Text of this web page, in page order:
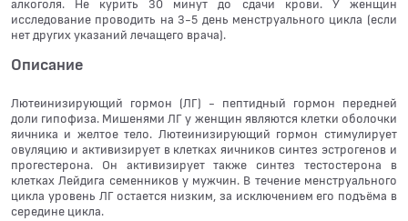
алкоголя. Не курить 30 минут до сдачи крови. У женщин
исследование проводить на 3-5 день менструального цикла (если
нет других указаний лечащего врача).
Описание
Лютеинизирующий гормон (ЛГ) - пептидный гормон передней
доли гипофиза. Мишенями ЛГ у женщин являются клетки оболочки
яичника и желтое тело. Лютеинизирующий гормон стимулирует
овуляцию и активизирует в клетках яичников синтез эстрогенов и
прогестерона. Он активизирует также синтез тестостерона в
клетках Лейдига семенников у мужчин. В течение менструального
цикла уровень ЛГ остается низким, за исключением его подъёма в
середине цикла.